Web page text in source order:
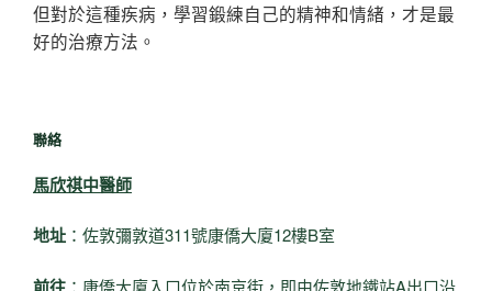
但對於這種疾病，學習鍛練自己的精神和情緒，才是最
好的治療方法。
聯絡
馬欣祺中醫師
地址 ：佐敦彌敦道311號康僑大廈12樓B室
：康僑大廈入口位於南京街，即由佐敦地鐵站A出口沿